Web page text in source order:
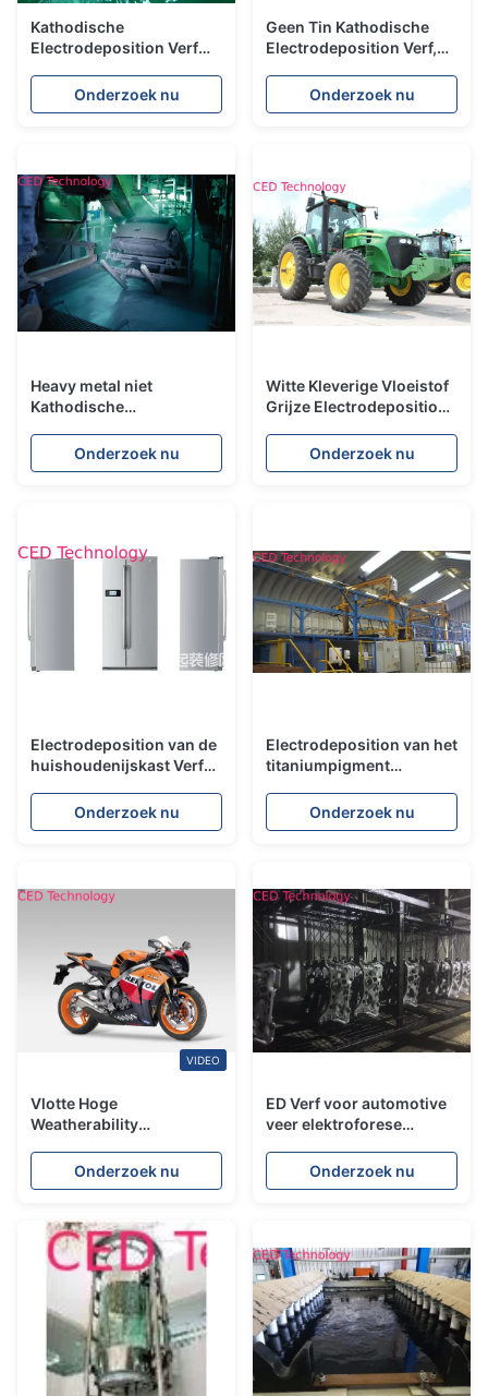
Kathodische
Electrodeposition Verf
de Auto'scorrosie
Onderzoek nu
Geen Tin Kathodische
Electrodeposition Verf,
Deklaag voor Flens
Onderzoek nu
Heavy metal niet
Kathodische
Component
Onderzoek nu
Witte Kleverige Vloeistof
Grijze Electrodeposition
Landbouwmachines
Onderzoek nu
Electrodeposition van de
huishoudenijskast Verf
Capillair-actieve
Agentenadditieven
Onderzoek nu
Electrodeposition van het
titaniumpigment
Deklaagmateriaal
Onderzoek nu
VIDEO
Vlotte Hoge
Weatherability
voor Elektrische
Auto/Motorfiets
Onderzoek nu
ED Verf voor automotive
veer elektroforese
verbergen en
corrosiebestendigheid
Onderzoek nu